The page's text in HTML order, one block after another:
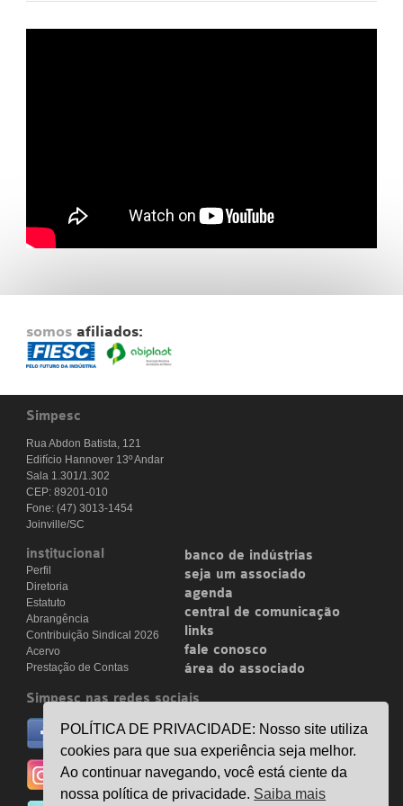
somos afiliados:
Simpesc
Rua Abdon Batista, 121
Edifício Hannover 13º Andar
Sala 1.301/1.302
CEP: 89201-010
Fone: (47) 3013-1454
Joinville/SC
institucional
Perfil
Diretoria
Estatuto
Abrangência
Contribuição Sindical 2026
Acervo
Prestação de Contas
banco de indústrias
seja um associado
agenda
central de comunicação
links
fale conosco
área do associado
Simpesc nas redes sociais
no facebook
/simpesc
no instagram
@simpescplasticos
POLÍTICA DE PRIVACIDADE: Nosso site utiliza
cookies para que sua experiência seja melhor.
Ao continuar navegando, você está ciente da
nossa política de privacidade. Saiba mais